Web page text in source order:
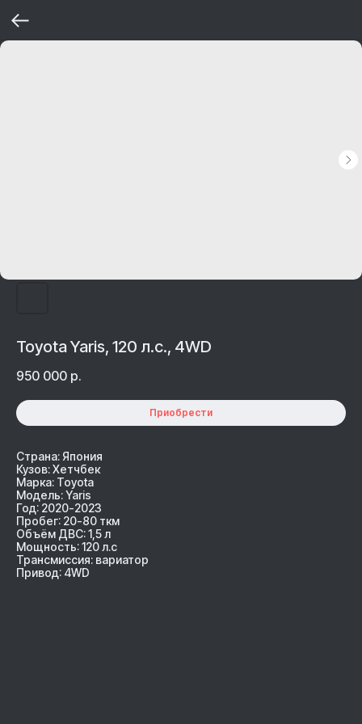
Toyota Yaris, 120 л.с., 4WD
950 000 р.
Приобрести
Страна: Япония
Кузов: Хетчбек
Марка: Toyota
Модель: Yaris
Год: 2020-2023
Пробег: 20-80 ткм
Объём ДВС: 1,5 л
Мощность: 120 л.с
Трансмиссия: вариатор
Привод: 4WD